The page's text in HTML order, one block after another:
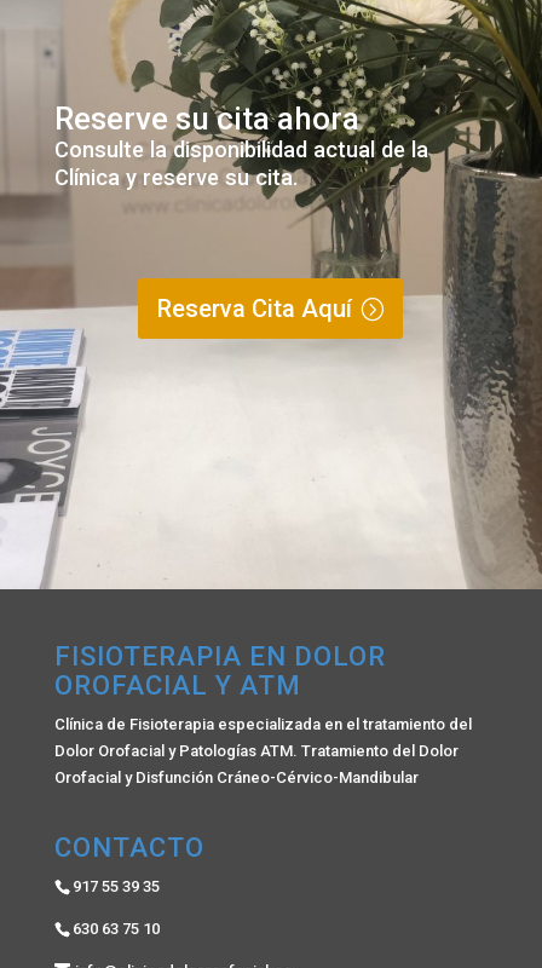
Reserve su cita ahora
Consulte la disponibilidad actual de la
Clínica y reserve su cita.
Reserva Cita Aquí
FISIOTERAPIA EN DOLOR
OROFACIAL Y ATM
Clínica de Fisioterapia especializada en el tratamiento del
Dolor Orofacial y Patologías ATM. Tratamiento del Dolor
Orofacial y Disfunción Cráneo-Cérvico-Mandibular
CONTACTO
917 55 39 35
630 63 75 10